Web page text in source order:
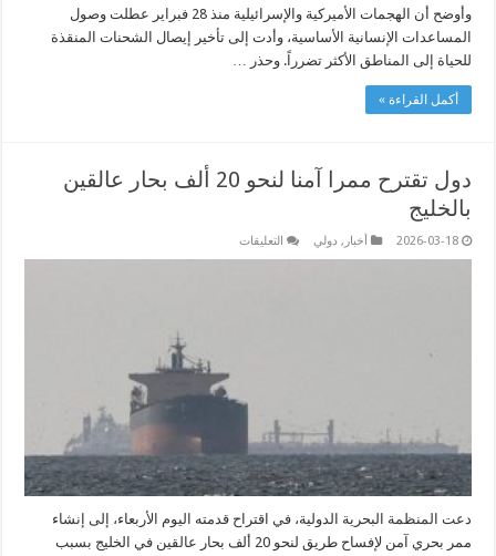
وأوضح أن الهجمات الأميركية والإسرائيلية منذ 28 فبراير عطلت وصول
المساعدات الإنسانية الأساسية، وأدت إلى تأخير إيصال الشحنات المنقذة
للحياة إلى المناطق الأكثر تضرراً. وحذر …
أكمل القراءة »
دول تقترح ممرا آمنا لنحو 20 ألف بحار عالقين
بالخليج
2026-03-18 أخبار , دولي التعليقات
عالقين
بالخليج
مغلقة
دعت المنظمة البحرية الدولية، في اقتراح قدمته اليوم الأربعاء، إلى إنشاء
ممر بحري آمن لإفساح طريق لنحو 20 ألف بحار عالقين في الخليج بسبب